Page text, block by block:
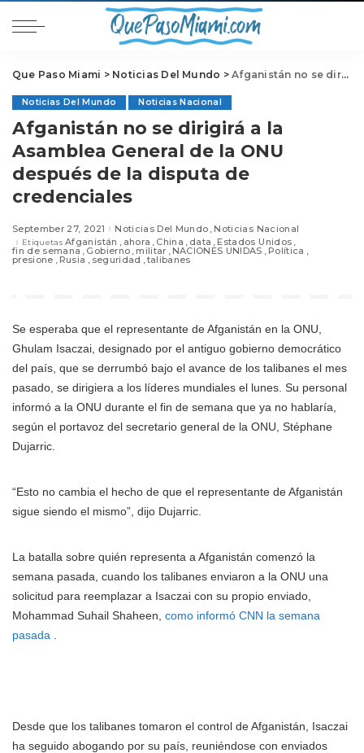
Que Paso Miami > Noticias Del Mundo >Afganistán no se dirigirá a la Asamblea General de la ONU después de la disputa de credenciales
Noticias Del Mundo Noticias Nacional
Afganistán no se dirigirá a la
Asamblea General de la ONU
después de la disputa de
credenciales
September 27, 2021 Noticias Del Mundo Noticias Nacional
Etiquetas Afganistán ahora China data Estados Unidos
fin de semana Gobierno militar NACIONES UNIDAS Política
presione Rusia seguridad talibanes
Se esperaba que el representante de Afganistán en la ONU,
Ghulam Isaczai, designado por el antiguo gobierno democrático
del país, que se derrumbó bajo el avance de los talibanes el mes
pasado, se dirigiera a los líderes mundiales el lunes. Su personal
informó a la ONU durante el fin de semana que ya no hablaría,
según el portavoz del secretario general de la ONU, Stéphane
Dujarric.
“Esto no cambia el hecho de que el representante de Afganistán
sigue siendo el mismo”, dijo Dujarric.
La batalla sobre quién representa a Afganistán comenzó la
semana pasada, cuando los talibanes enviaron a la ONU una
solicitud para reemplazar a Isaczai con su propio enviado,
Mohammad Suhail Shaheen, como informó CNN la semana
pasada
Desde que los talibanes tomaron el control de Afganistán, Isaczai
ha seguido abogando por su país, reuniéndose con enviados